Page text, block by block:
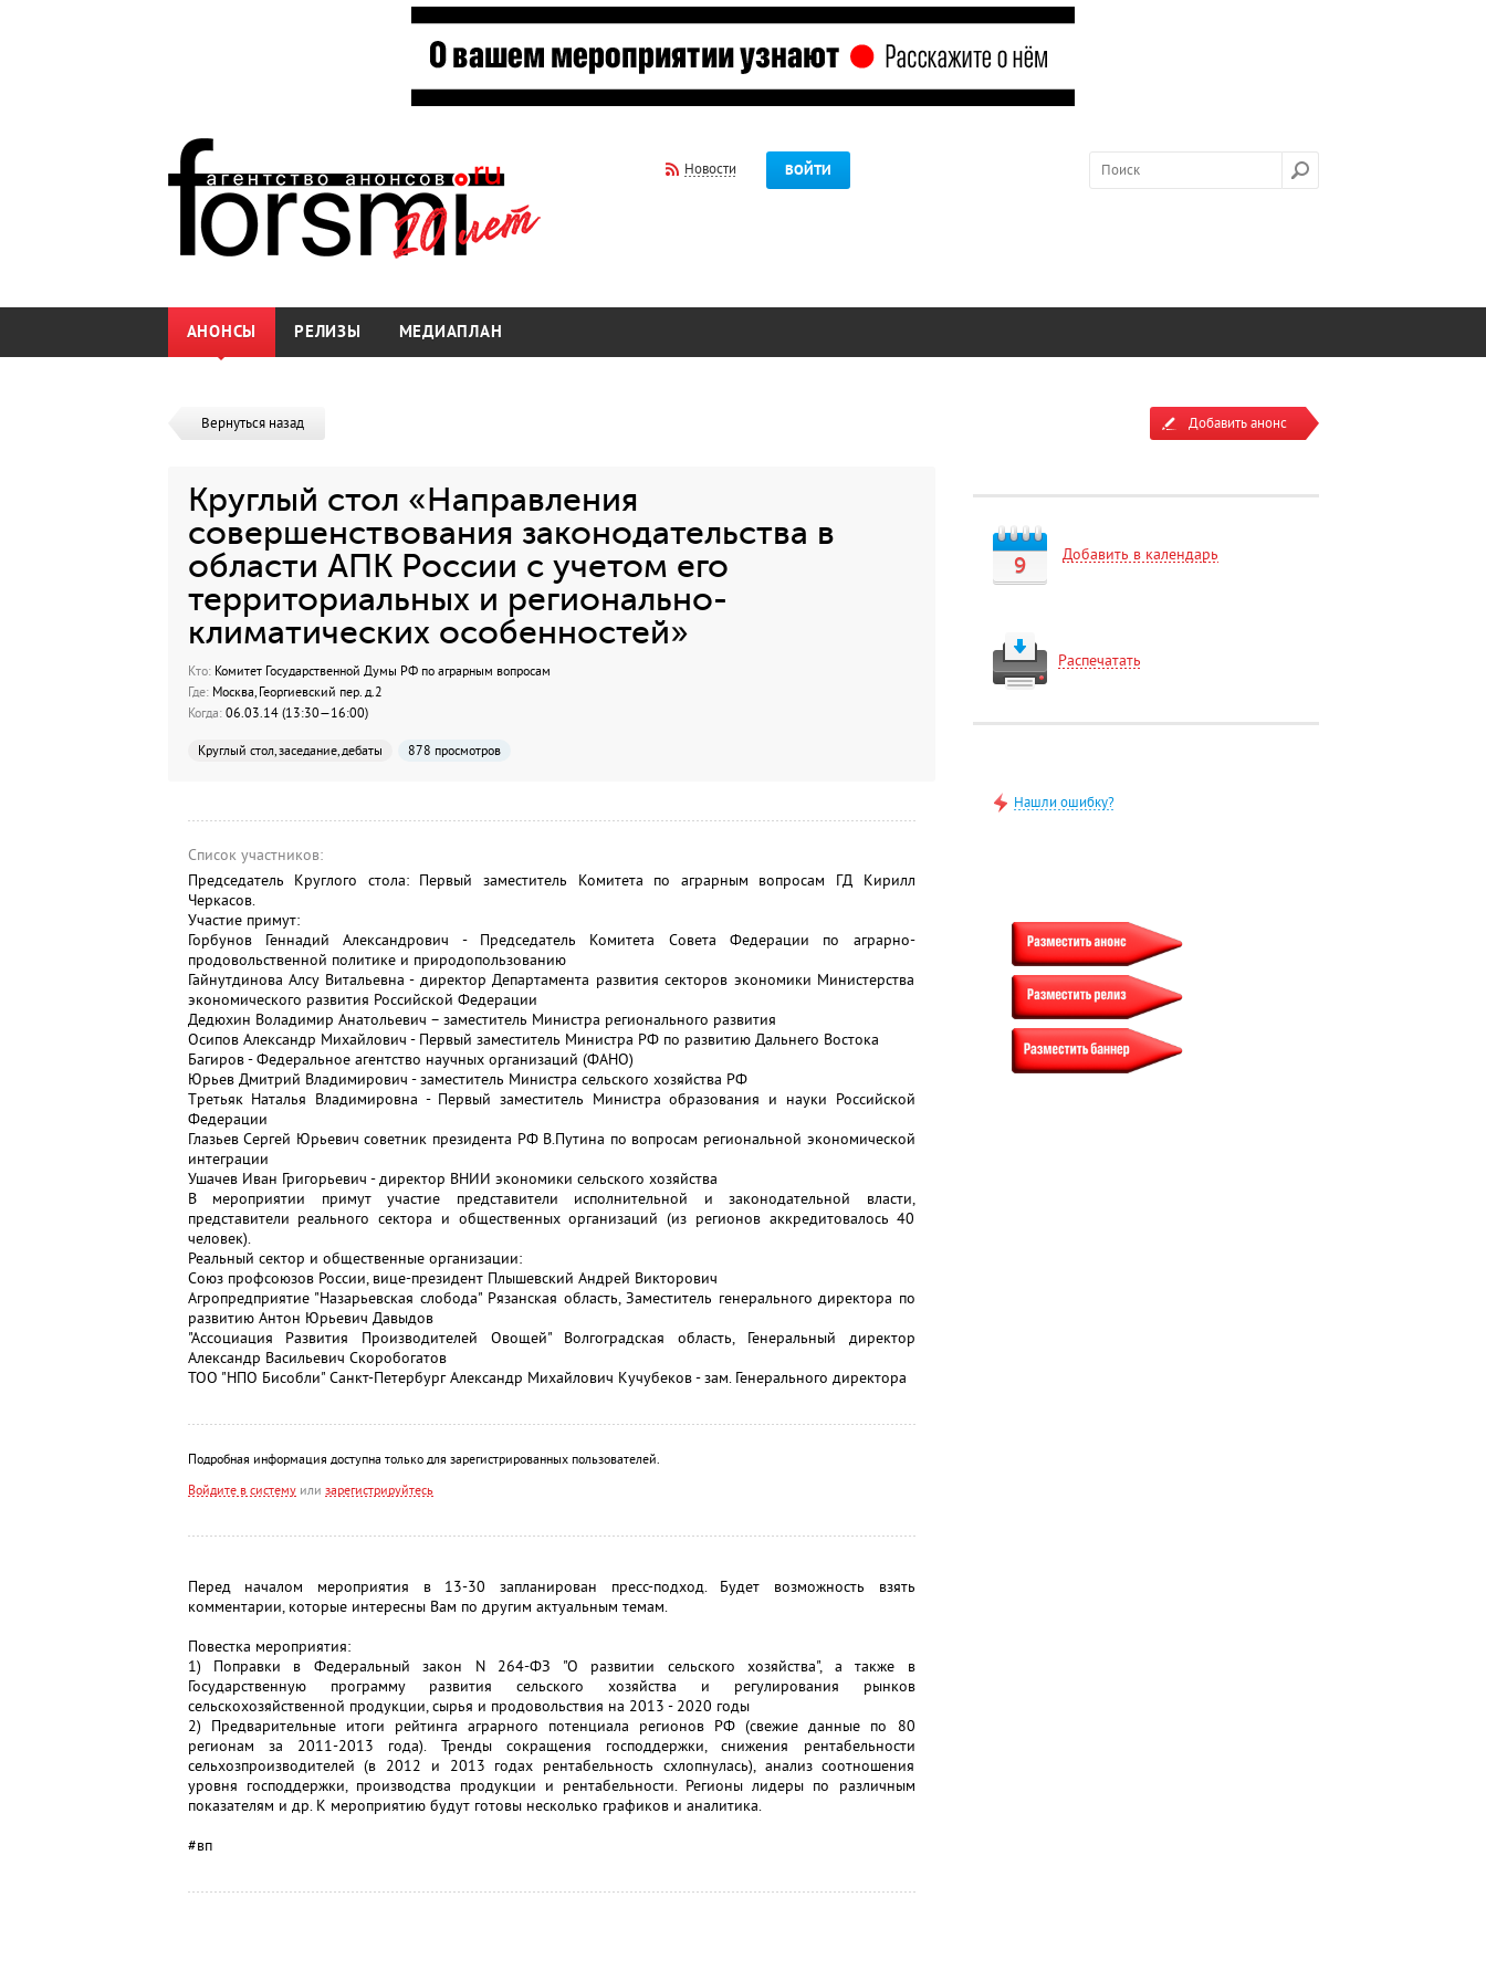
Новости ВОЙТИ
АНОНСЫ РЕЛИЗЫ МЕДИАПЛАН
Вернуться назад
Круглый стол «Направления
совершенствования законодательства в
области АПК России с учетом его
территориальных и регионально-
климатических особенностей»
Кто:Комитет Государственной Думы РФ по аграрным вопросам
Где:Москва, Георгиевский пер. д.2
Когда:06.03.14 (13:30—16:00)
Круглый стол, заседание, дебаты 878 просмотров
Список участников:
Председатель Круглого стола: Первый заместитель Комитета по аграрным вопросам ГД Кирилл
Черкасов.
Участие примут:
Горбунов Геннадий Александрович - Председатель Комитета Совета Федерации по аграрно-
продовольственной политике и природопользованию
Гайнутдинова Алсу Витальевна - директор Департамента развития секторов экономики Министерства
экономического развития Российской Федерации
Дедюхин Воладимир Анатольевич – заместитель Министра регионального развития
Осипов Александр Михайлович - Первый заместитель Министра РФ по развитию Дальнего Востока
Багиров - Федеральное агентство научных организаций (ФАНО)
Юрьев Дмитрий Владимирович - заместитель Министра сельского хозяйства РФ
Tретьяк Наталья Владимировна - Первый заместитель Министра образования и науки Российской
Федерации
Глазьев Сергей Юрьевич советник президента РФ В.Путина по вопросам региональной экономической
интеграции
Ушачев Иван Григорьевич - директор ВНИИ экономики сельского хозяйства
В мероприятии примут участие представители исполнительной и законодательной власти,
представители реального сектора и общественных организаций (из регионов аккредитовалось 40
человек).
Реальный сектор и общественные организации:
Союз профсоюзов России, вице-президент Плышевский Андрей Викторович
Агропредприятие "Назарьевская слобода" Рязанская область, Заместитель генерального директора по
развитию Антон Юрьевич Давыдов
"Ассоциация Развития Производителей Овощей" Волгоградская область, Генеральный директор
Александр Васильевич Скоробогатов
ТОО "НПО Бисобли" Санкт-Петербург Александр Михайлович Кучубеков - зам. Генерального директора
Подробная информация доступна только для зарегистрированных пользователей.
Войдите в системуили зарегистрируйтесь
Перед началом мероприятия в 13-30 запланирован пресс-подход. Будет возможность взять
комментарии, которые интересны Вам по другим актуальным темам.
Повестка мероприятия:
1) Поправки в Федеральный закон N 264-ФЗ "О развитии сельского хозяйства", а также в
Государственную программу развития сельского хозяйства и регулирования рынков
сельскохозяйственной продукции, сырья и продовольствия на 2013 - 2020 годы
2) Предварительные итоги рейтинга аграрного потенциала регионов РФ (свежие данные по 80
регионам за 2011-2013 года). Тренды сокращения господдержки, снижения рентабельности
сельхозпроизводителей (в 2012 и 2013 годах рентабельность схлопнулась), анализ соотношения
уровня господдержки, производства продукции и рентабельности. Регионы лидеры по различным
показателям и др. К мероприятию будут готовы несколько графиков и аналитика.
#вп
Добавить анонс
9 Добавить в календарь
Распечатать
Нашли ошибку?